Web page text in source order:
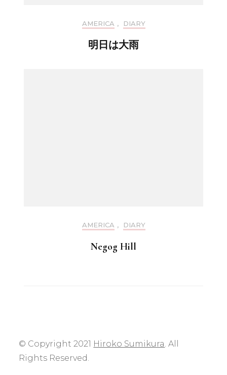
AMERICA , DIARY
明日は大雨
AMERICA , DIARY
Negog Hill
© Copyright 2021 Hiroko Sumikura. All
Rights Reserved.